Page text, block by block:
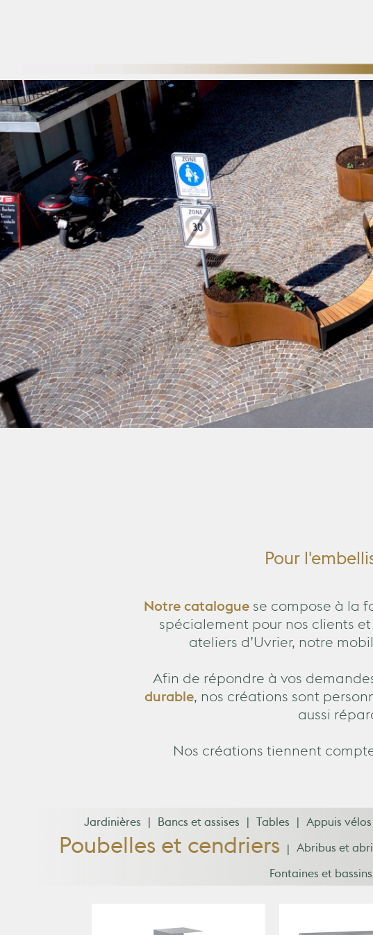
Pour
Notre cataloguese compose à la
spécialement pour nos clients
ateliers d’Uvrier, notre
Afin de répondre à vos
durable, nos créations sont
aussi
Nos créations tiennent
Jardinières Bancs et assises Tables Appuis
Poubelles et cendriers Abribus et
Fontaines et bassins